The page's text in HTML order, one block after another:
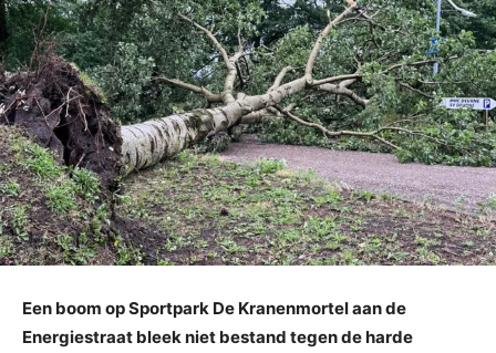
Een boom op Sportpark De Kranenmortel aan de
Energiestraat bleek niet bestand tegen de harde